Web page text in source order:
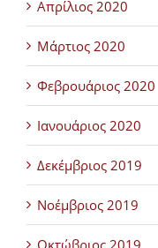
Απρίλιος 2020
Μάρτιος 2020
Φεβρουάριος 2020
Ιανουάριος 2020
Δεκέμβριος 2019
Νοέμβριος 2019